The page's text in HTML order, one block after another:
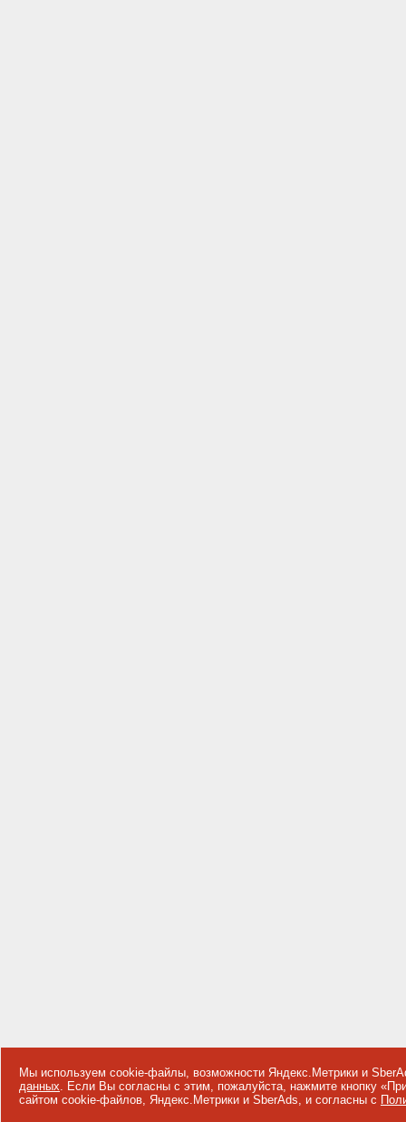
Мы используем cookie-файлы, возможности Яндекс.Метрики и
данных. Если Вы согласны с этим, пожалуйста, нажмите кнопку
сайтом cookie-файлов, Яндекс.Метрики и SberAds, и согласны с